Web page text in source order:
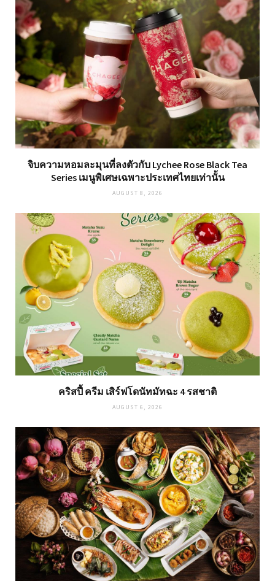
จิบความหอมละมุนที่ลงตัวกับ Lychee Rose Black Tea
Series เมนูพิเศษเฉพาะประเทศไทยเท่านั้น
AUGUST 8, 2026
คริสปี้ ครีม เสิร์ฟโดนัทมัทฉะ 4 รสชาติ
AUGUST 6, 2026